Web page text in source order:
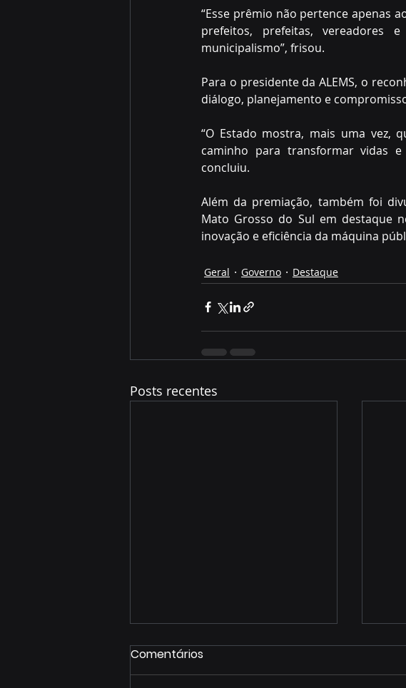
“Esse prêmio não pertence apenas
prefeitos, prefeitas, vereadores
municipalismo”, frisou.
Para o presidente da ALEMS, o
diálogo, planejamento e
“O Estado mostra, mais uma vez,
caminho para transformar vidas
concluiu.
Além da premiação, também foi
Mato Grosso do Sul em destaque
inovação e eficiência da máquina
Geral Governo Destaque
Posts recentes
Comentários